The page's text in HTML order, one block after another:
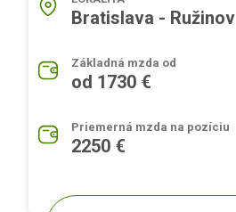
Bratislava - Ružinov
Základná mzda od
od 1730 €
Priemerná mzda na pozíciu
2250 €